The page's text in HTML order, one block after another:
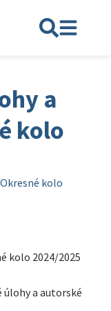
a
kolo
kolo
kolo 2024/2025
úlohy a autorské